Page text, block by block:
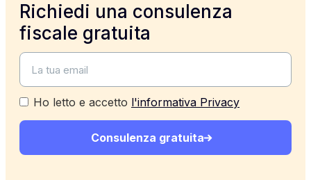
Richiedi una consulenza
fiscale gratuita
Ho letto e accetto l'informativa Privacy
Consulenza gratuita